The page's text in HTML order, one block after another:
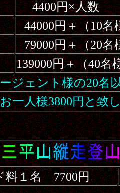
4400円×人数
44000円＋（10
79000円＋（20
139000円＋（40名
ジェント様の20名
一人様3800円と致
料１名 7700円